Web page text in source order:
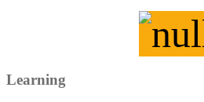
Learning